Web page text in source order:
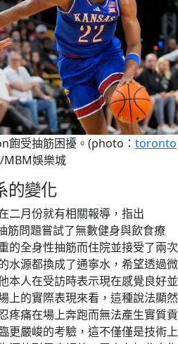
受抽筋困擾。(photo： toronto
MBM娛樂城
的變化
二月份就有相關報導，指出
問題嘗試了無數健身與飲食療
的全身性抽筋而住院並接受了兩次
水源都換成了通寧水，希望透過微
本人在受訪時表示現在感覺良好並
上的實際表現來看，這種說法顯然
疼痛在場上奔跑而無法產生實質貢
更嚴峻的考驗，這不僅僅是技術上